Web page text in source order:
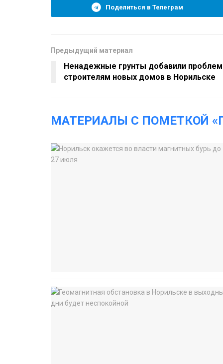
Поделиться в Телеграм
Предыдущий материал
Ненадежные грунты добавили проблем
строителям новых домов в Норильске
МАТЕРИАЛЫ С ПОМЕТКОЙ